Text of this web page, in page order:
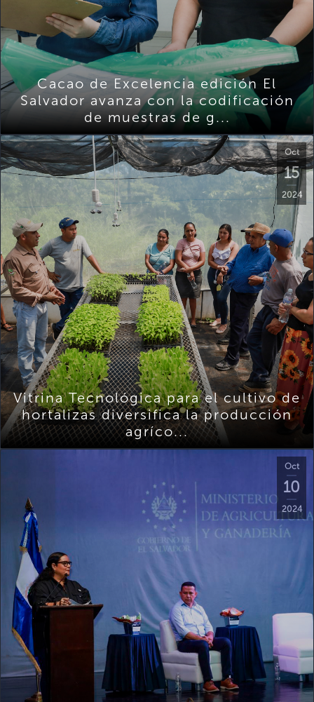
Cacao de Excelencia edición El
Salvador avanza con la codificación
de muestras de g...
Oct
15
2024
Vitrina Tecnológica para el cultivo de
hortalizas diversifica la producción
agríco...
Oct
10
2024